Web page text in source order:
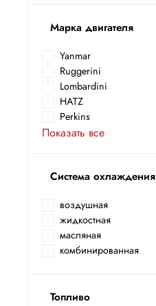
Марка двигателя
Yanmar
Ruggerini
Lombardini
HATZ
Perkins
Показать все
Система охлаждения
воздушная
жидкостная
масляная
комбинированная
Топливо